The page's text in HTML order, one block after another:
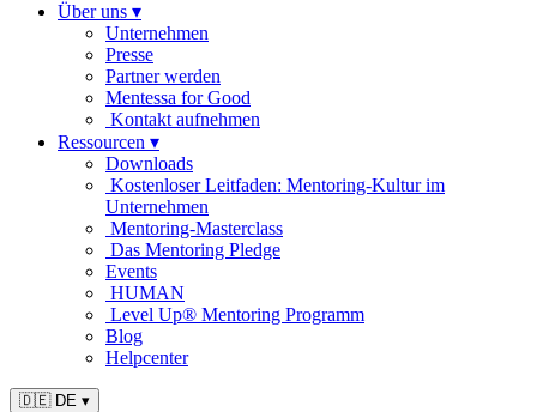
Über uns ▾
Unternehmen
Presse
Partner werden
Mentessa for Good
Kontakt aufnehmen
Ressourcen ▾
Downloads
Kostenloser Leitfaden: Mentoring-Kultur im
Unternehmen
Mentoring-Masterclass
Das Mentoring Pledge
Events
HUMAN
Level Up® Mentoring Programm
Blog
Helpcenter
🇩🇪 DE ▾